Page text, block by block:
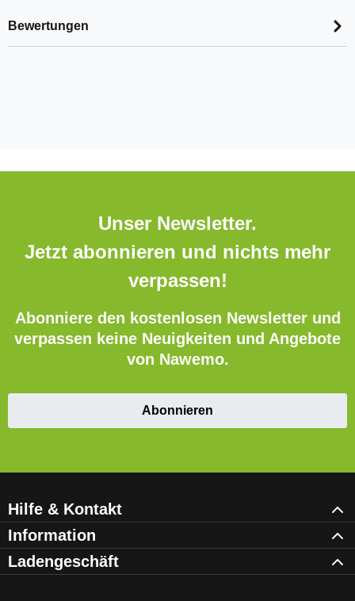
Bewertungen
Unser Newsletter.
Jetzt abonnieren und nichts mehr
verpassen!
Abonniere den kostenlosen Newsletter und
verpassen keine Neuigkeiten und Angebote
von Nawemo.
Abonnieren
Hilfe & Kontakt
Information
Ladengeschäft